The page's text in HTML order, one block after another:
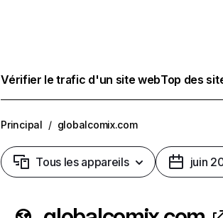
Vérifier le trafic d'un site webTop des
Principal / globalcomix.com
Tous les appareils juin